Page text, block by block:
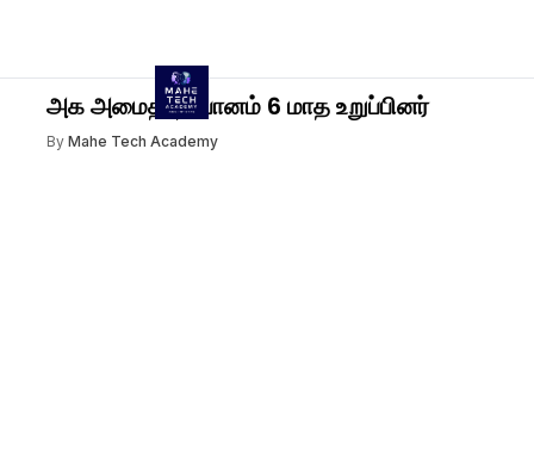
அக அமைதி தியானம் 6 மாத உறுப்பினர்
By Mahe Tech Academy